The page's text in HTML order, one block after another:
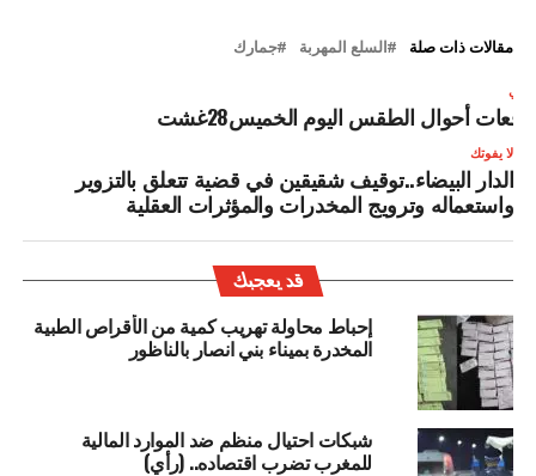
مقالات ذات صلة السلع المهربة جمارك
أحوال الطقس اليوم الخميس28غشت
لا يفوتك
الدار البيضاء..توقيف شقيقين في قضية تتعلق بالتزوير
واستعماله وترويج المخدرات والمؤثرات العقلية
قد يعجبك
إحباط محاولة تهريب كمية من الأقراص الطبية
المخدرة بميناء بني انصار بالناظور
شبكات احتيال منظم ضد الموارد المالية
للمغرب تضرب اقتصاده.. (رأي)